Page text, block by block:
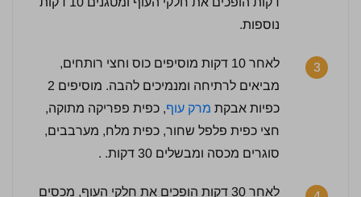
נוספות.
3
לאחר 10 דקות מוסיפים כוס וחצי רותחים,
מביאים לרתיחה ומנמיכים להבה. מוסיפים 2
כפיות אבקת מרק עוף, כפית פפריקה מתוקה,
חצי כפית פלפל שחור, כפית מלח, מערבבים,
סוגרים מכסה ומבשלים 30 דקות. .
לאחר 30 דקות הופכים את חלקי העוף, מכסים